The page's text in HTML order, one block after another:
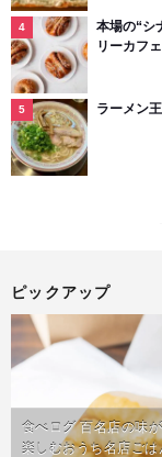
本場の“シ
リーカフ
ラーメン
ピックアップ
食べログ 百名店の味
楽しむおうち名店ご